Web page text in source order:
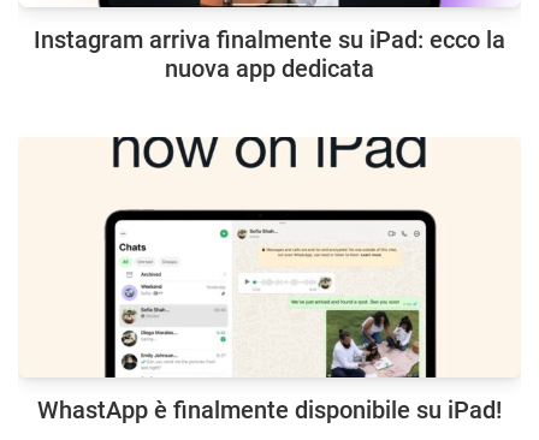
Instagram arriva finalmente su iPad: ecco la
nuova app dedicata
WhastApp è finalmente disponibile su iPad!